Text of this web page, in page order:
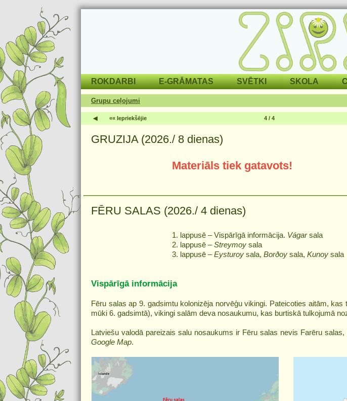
ROKDARBI E-GRĀMATAS SVĒTKI SKOLA
Grupu ceļojumi
◀ «« Iepriekšējie 4 / 4
GRUZIJA (2026./ 8 dienas)
Materiāls tiek gatavots!
FĒRU SALAS (2026./ 4 dienas)
1. lappusē – Vispārīgā informācija. Vágarsala
2. lappusē –Streymoy sala
3. lappusē –Eysturoy sala, Borðoy sala, Kunoy sala
Vispārīgā informācija
Fēru salas ap 9. gadsimtu kolonizēja norvēģu vikingi. Pateicoties aitām,
mūki 6. gadsimtā), vikingi salām deva nosaukumu, kas burtiskā tulkojumā
Latviešu valodā pareizais salu nosaukums ir Fēru salas nevis Farēru
Google Map.